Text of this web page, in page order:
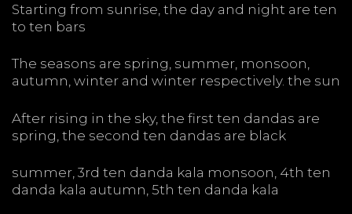
Starting from sunrise, the day and night are ten
to ten bars
The seasons are spring, summer, monsoon,
autumn, winter and winter respectively. the sun
After rising in the sky, the first ten dandas are
spring, the second ten dandas are black
summer, 3rd ten danda kala monsoon, 4th ten
danda kala autumn, 5th ten danda kala